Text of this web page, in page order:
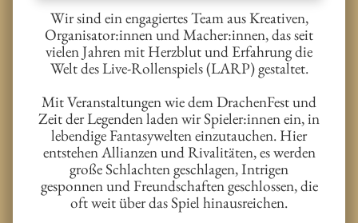
Wir sind ein engagiertes Team aus Kreativen,
Organisator:innen und Macher:innen, das seit
vielen Jahren mit Herzblut und Erfahrung die
Welt des Live-Rollenspiels (LARP) gestaltet.
Mit Veranstaltungen wie dem DrachenFest und
Zeit der Legenden laden wir Spieler:innen ein, in
lebendige Fantasywelten einzutauchen. Hier
entstehen Allianzen und Rivalitäten, es werden
große Schlachten geschlagen, Intrigen
gesponnen und Freundschaften geschlossen, die
oft weit über das Spiel hinausreichen.